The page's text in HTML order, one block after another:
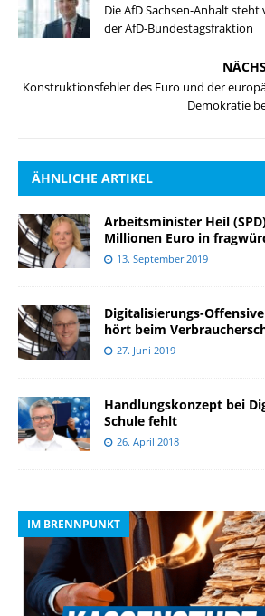
Die AfD Sachsen-Anhalt
der AfD-Bundestagsfraktion
Konstruktionsfehler des Euro und der
Demokratie
ÄHNLICHE ARTIKEL
Arbeitsminister Heil
Millionen Euro in
13. September 2019
Digitalisierungs-
hört beim
27. Juni 2019
Handlungskonzept bei
Schule fehlt
26. April 2018
IM BRENNPUNKT